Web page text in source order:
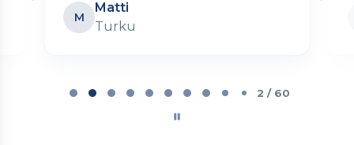
M
Matti
Turku
2 / 60